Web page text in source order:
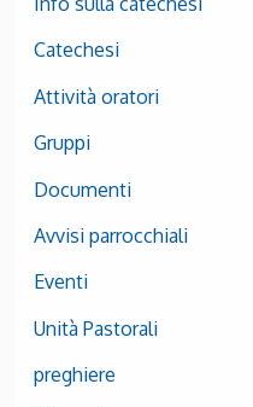
Catechesi
Attività oratori
Gruppi
Documenti
Avvisi parrocchiali
Eventi
Unità Pastorali
preghiere